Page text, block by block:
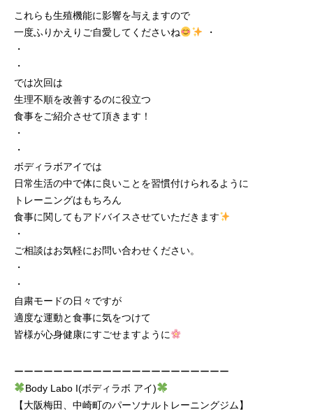
これらも生殖機能に影響を与えますので
一度ふりかえりご自愛してくださいね
・
・
・
では次回は
生理不順を改善するのに役立つ
食事をご紹介させて頂きます！
・
・
ボディラボアイでは
日常生活の中で体に良いことを習慣付けられるように
トレーニングはもちろん
食事に関してもアドバイスさせていただきます
・
ご相談はお気軽にお問い合わせください。
・
・
自粛モードの日々ですが
適度な運動と食事に気をつけて
皆様が心身健康にすごせますように
ーーーーーーーーーーーーーーーーーーーーーー
Body Labo I(ボディラボ アイ)
【大阪梅田、中崎町のパーソナルトレーニングジム】